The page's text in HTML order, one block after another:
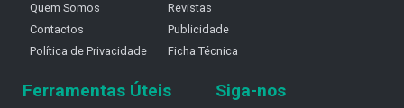
Quem Somos
Contactos
Política de Privacidade
Revistas
Publicidade
Ficha Técnica
Ferramentas Úteis Siga-nos